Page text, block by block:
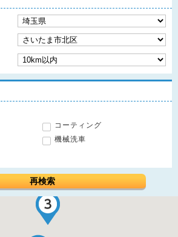
コーティング
機械洗車
再検索